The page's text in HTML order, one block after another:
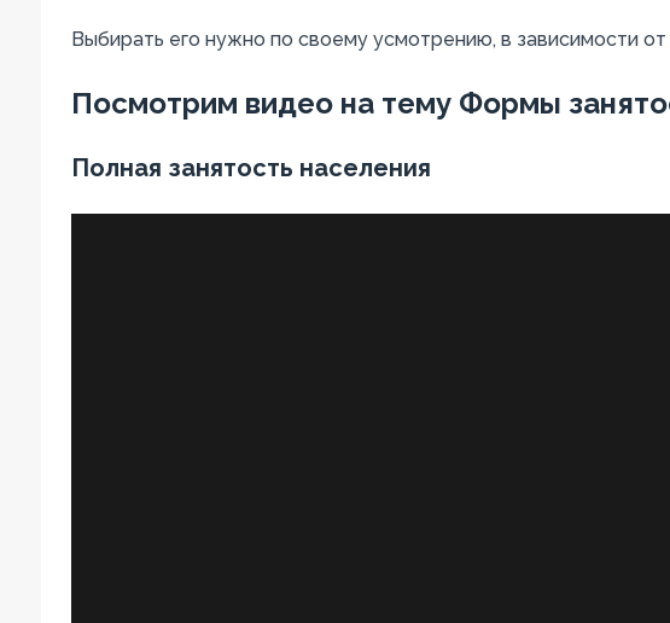
Выбирать его нужно по своему усмотрению, в зависимости от
Посмотрим видео на тему Формы
Полная занятость населения